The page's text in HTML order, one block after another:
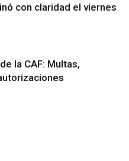
con claridad el viernes
la CAF: Multas,